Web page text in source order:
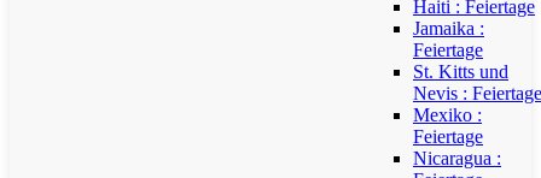
Haiti : Feiertage
Jamaika :
Feiertage
St. Kitts und
Nevis : Feiertage
Mexiko :
Feiertage
Nicaragua :